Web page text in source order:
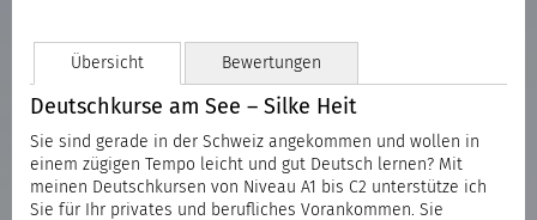
Übersicht Bewertungen
Deutschkurse am See – Silke Heit
Sie sind gerade in der Schweiz angekommen und wollen in
einem zügigen Tempo leicht und gut Deutsch lernen? Mit
meinen Deutschkursen von Niveau A1 bis C2 unterstütze ich
Sie für Ihr privates und berufliches Vorankommen. Sie